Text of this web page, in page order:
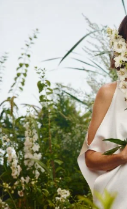
Пожалуйста,
Внимание!Если у вас есть
отдельно, вспециальной